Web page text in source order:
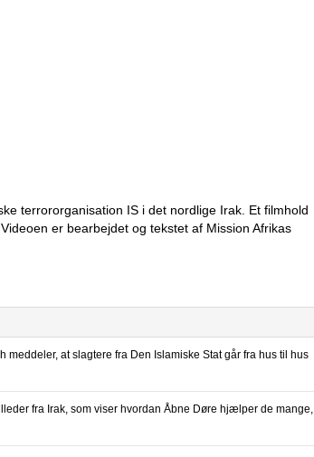
terrororganisation IS i det nordlige Irak. Et filmhold
er bearbejdet og tekstet af Mission Afrikas
meddeler, at slagtere fra Den Islamiske Stat går fra hus til hus
fra Irak, som viser hvordan Åbne Døre hjælper de mange,